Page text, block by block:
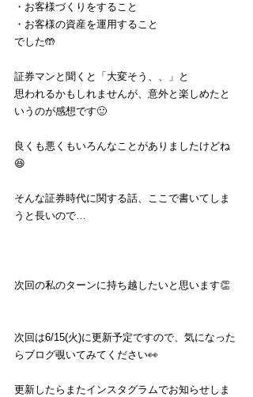
・お客様づくりをすること
・お客様の資産を運用すること
でした🤲
証券マンと聞くと「大変そう、、」と
思われるかもしれませんが、意外と楽しめたと
いうのが感想です🙂
良くも悪くもいろんなことがありましたけどね
😆
そんな証券時代に関する話、ここで書いてしま
うと長いので…
次回の私のターンに持ち越したいと思います👏
次回は6/15(火)に更新予定ですので、気になった
らブログ覗いてみてください👀
更新したらまたインスタグラムでお知らせしま